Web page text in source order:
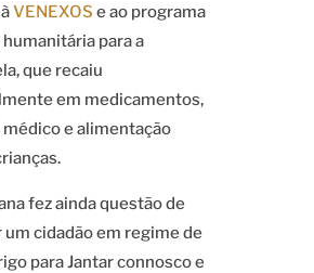
VENEXOS e ao programa
humanitária para a
que recaiu
em medicamentos,
e alimentação
fez ainda questão de
um cidadão em regime de
para Jantar connosco e